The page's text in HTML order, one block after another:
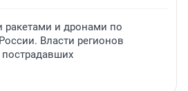
ракетами и дронами по
Власти регионов